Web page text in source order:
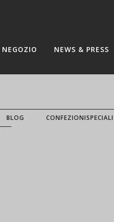
NEGOZIO NEWS & PRESS
BLOG CONFEZIONISPECIALI